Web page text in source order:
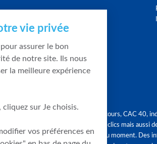
Graphique, cours, CAC 40,
en quelques clics mais aussi
tendances du moment. Des
vie privée
assurer le bon
de notre site. Ils nous
la meilleure expérience
sur Je choisis.
vos préférences en